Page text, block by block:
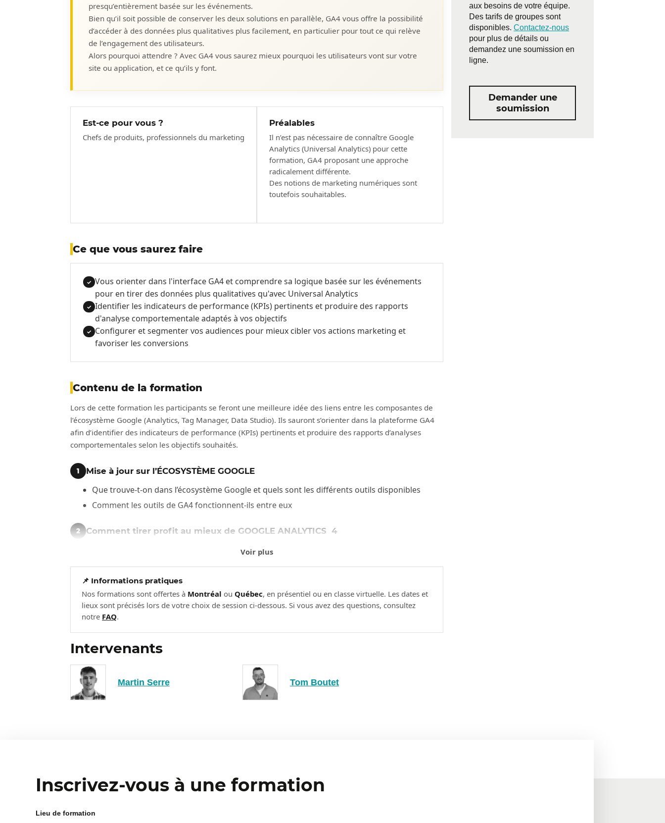
presqu’entièrement basée sur les événements.
Bien qu’il soit possible de conserver les deux solutions en parallèle, GA4 vous offre la possibilité
d’accéder à des données plus qualitatives plus facilement, en particulier pour tout ce qui relève
de l’engagement des utilisateurs.
Alors pourquoi attendre ? Avec GA4 vous saurez mieux pourquoi les utilisateurs vont sur votre
site ou application, et ce qu’ils y font.
Est-ce pour vous ?
Chefs de produits, professionnels du marketing
Préalables
Il n’est pas nécessaire de connaître Google
Analytics (Universal Analytics) pour cette
formation, GA4 proposant une approche
radicalement différente.
Des notions de marketing numériques sont
toutefois souhaitables.
Ce que vous saurez faire
✓ Vous orienter dans l'interface GA4 et comprendre sa logique basée sur les événements
pour en tirer des données plus qualitatives qu'avec Universal Analytics
✓ Identifier les indicateurs de performance (KPIs) pertinents et produire des rapports
d'analyse comportementale adaptés à vos objectifs
✓ Configurer et segmenter vos audiences pour mieux cibler vos actions marketing et
favoriser les conversions
Contenu de la formation
Lors de cette formation les participants se feront une meilleure idée des liens entre les composantes de
l’écosystème Google (Analytics, Tag Manager, Data Studio). Ils sauront s’orienter dans la plateforme GA4
afin d’identifier des indicateurs de performance (KPIs) pertinents et produire des rapports d’analyses
comportementales selon les objectifs souhaités.
1 Mise à jour sur l’ÉCOSYSTÈME GOOGLE
Que trouve-t-on dans l’écosystème Google et quels sont les différents outils disponibles
Comment les outils de GA4 fonctionnent-ils entre eux
2 Comment tirer profit au mieux de GOOGLE ANALYTICS 4
Un nouvel outil pour mieux mesurer l’engagement des usagers avec des métriques
Qu’est-ce que GA4 (new GA) ?
Se familiariser avec les notions de compte, propriété, stream, filtres… pour synthétiser les
sources de données.
Les événements comme base pour établir des données. Qu’est-ce qu’un événement : toute
interaction de l’usager sur un site (consultation de page, scroll, téléchargement de document,
Les grands axes de GA4 : le cycle de vie, l’usager, les événements, l’analyse et la configuration
des audiences.
Le cœur de l’outil est de configurer des audiences selon leurs caractéristiques et leurs
Voir plus
📌 Informations pratiques
Nos formations sont offertes à Montréal ou Québec, en présentiel ou en classe virtuelle. Les dates et
lieux sont précisés lors de votre choix de session ci-dessous. Si vous avez des questions, consultez
notre FAQ.
Intervenants
Martin Serre Tom Boutet
aux besoins de votre équipe.
Des tarifs de groupes sont
disponibles.Contactez-nous
pour plus de détails ou
demandez une soumission en
ligne.
Demander une
soumission
Inscrivez-vous à une formation
Lieu de formation